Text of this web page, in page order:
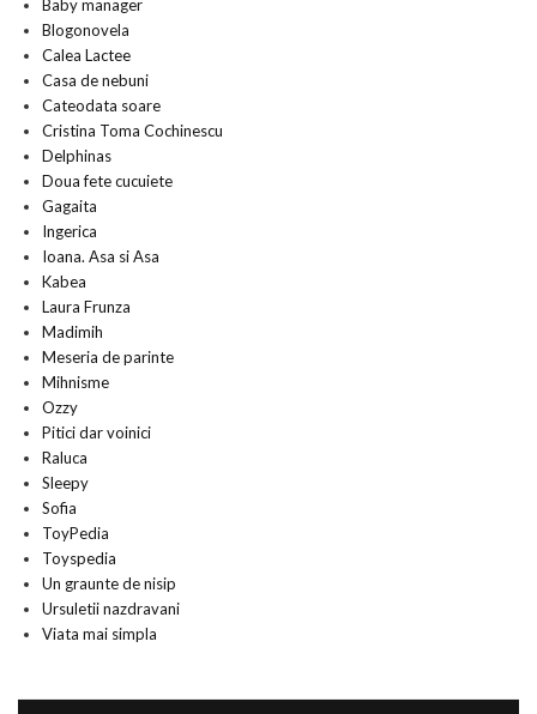
Baby manager
Blogonovela
Calea Lactee
Casa de nebuni
Cateodata soare
Cristina Toma Cochinescu
Delphinas
Doua fete cucuiete
Gagaita
Ingerica
Ioana. Asa si Asa
Kabea
Laura Frunza
Madimih
Meseria de parinte
Mihnisme
Ozzy
Pitici dar voinici
Raluca
Sleepy
Sofia
ToyPedia
Toyspedia
Un graunte de nisip
Ursuletii nazdravani
Viata mai simpla